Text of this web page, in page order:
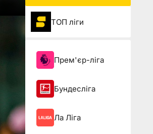
ТОП ліги
Прем'єр-ліга
Бундесліга
Ла Ліга